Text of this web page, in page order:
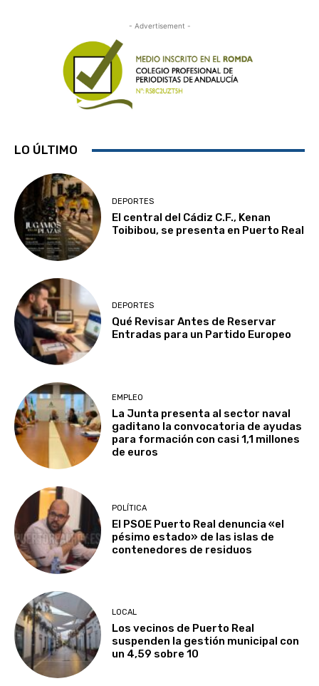
- Advertisement -
LO ÚLTIMO
DEPORTES
El central del Cádiz C.F., Kenan
Toibibou, se presenta en Puerto Real
DEPORTES
Qué Revisar Antes de Reservar
Entradas para un Partido Europeo
EMPLEO
La Junta presenta al sector naval
gaditano la convocatoria de ayudas
para formación con casi 1,1 millones
de euros
POLÍTICA
El PSOE Puerto Real denuncia «el
pésimo estado» de las islas de
contenedores de residuos
LOCAL
Los vecinos de Puerto Real
suspenden la gestión municipal con
un 4,59 sobre 10